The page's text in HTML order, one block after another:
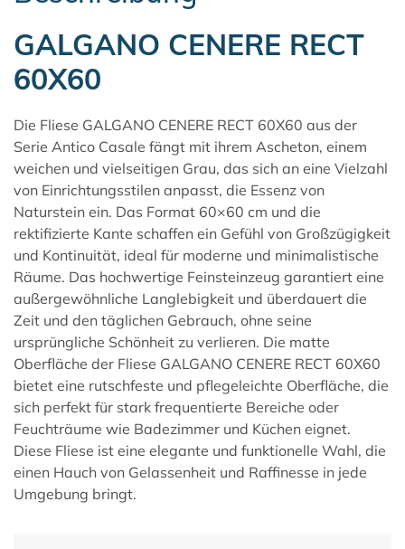
GALGANO CENERE RECT
60X60
Die Fliese GALGANO CENERE RECT 60X60 aus der
Serie Antico Casale fängt mit ihrem Ascheton, einem
weichen und vielseitigen Grau, das sich an eine Vielzahl
von Einrichtungsstilen anpasst, die Essenz von
Naturstein ein. Das Format 60×60 cm und die
rektifizierte Kante schaffen ein Gefühl von Großzügigkeit
und Kontinuität, ideal für moderne und minimalistische
Räume. Das hochwertige Feinsteinzeug garantiert eine
außergewöhnliche Langlebigkeit und überdauert die
Zeit und den täglichen Gebrauch, ohne seine
ursprüngliche Schönheit zu verlieren. Die matte
Oberfläche der Fliese GALGANO CENERE RECT 60X60
bietet eine rutschfeste und pflegeleichte Oberfläche, die
sich perfekt für stark frequentierte Bereiche oder
Feuchträume wie Badezimmer und Küchen eignet.
Diese Fliese ist eine elegante und funktionelle Wahl, die
einen Hauch von Gelassenheit und Raffinesse in jede
Umgebung bringt.